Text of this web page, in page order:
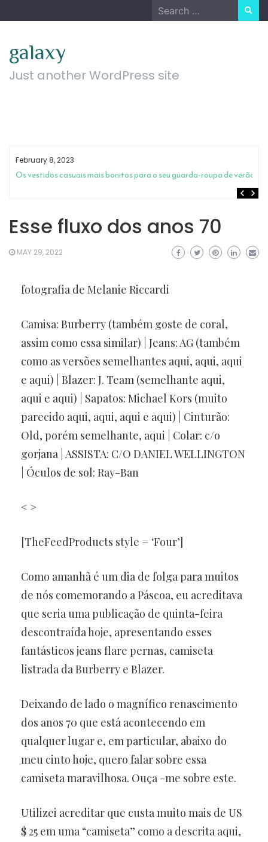
to
Search
for:
galaxy
Just another WordPress site
February 8, 2023
Os vestidos casuais mais bonitos para o seu guarda-roupa de verão
Esse fluxo dos anos 70
MAY 29, 2022
fotografia de Melanie Riccardi
Camisa: Burberry (também goste de coral,
assim como essa similar) | Jeans: AG (também
como as versões semelhantes aqui, aqui, aqui
e aqui) | Blazer: J. Team (semelhante aqui,
aqui e aqui) | Sapatos: Michael Kors (muito
parecido aqui, aqui, aqui e aqui) | Cinturão:
Old, porém semelhante, aqui | Colar: c/o
gorjana | ASSISTA: C/O DANIEL WELLINGTON
| Óculos de sol: Ray-Ban
< >
[TheFeedProducts style = ‘Four’]
Como amanhã é um dia de folga para muitos
de nós comemorando a Páscoa, eu acreditava
que seria uma publicação de quinta-feira
descontraída hoje, apresentando esses
fantásticos jeans flare pernas, camiseta
listrada da Burberry e Blazer.
Deixando de lado o magnífico renascimento
dos anos 70 que está acontecendo em
qualquer lugar e, em particular, abaixo do
meu cinto hoje, quero falar sobre essa
camiseta maravilhosa. Ouça -me sobre este.
Utilizei acreditar que custa muito mais de US
$ 25 em uma “camiseta” como a descrita aqui,